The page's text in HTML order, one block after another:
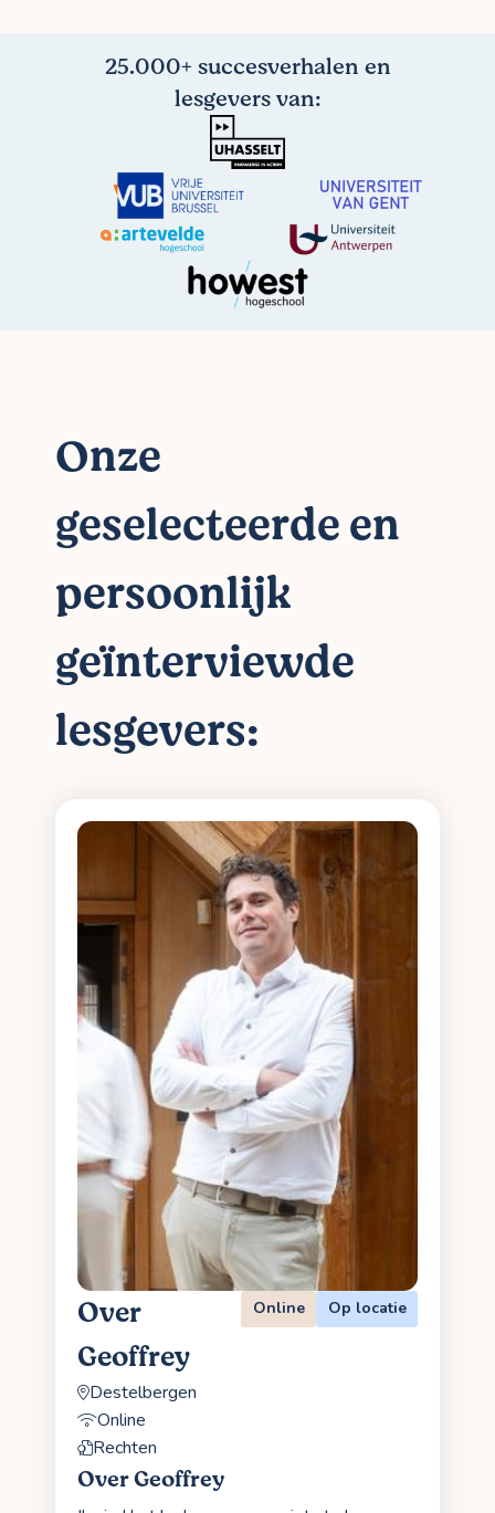
25.000+ succesverhalen en
lesgevers van:
Onze
geselecteerde en
persoonlijk
geïnterviewde
lesgevers:
Over
Geoffrey
Online Op locatie
Destelbergen
Online
Rechten
Over Geoffrey